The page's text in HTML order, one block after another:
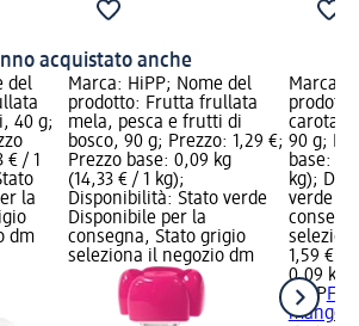
acquistato anche
del
40 g;
€ / 1
la
dm
Marca: HiPP; Nome del
prodotto: Frutta frullata
mela, pesca e frutti di
bosco, 90 g; Prezzo: 1,29 €;
Prezzo base: 0,09 kg
(14,33 € / 1 kg);
Disponibilità: Stato verde
Disponibile per la
consegna, Stato grigio
seleziona il negozio dm
Marca:
carota,
90 g;
base:
kg);
verde
1,59 €
0,09 kg
HiPP
mango